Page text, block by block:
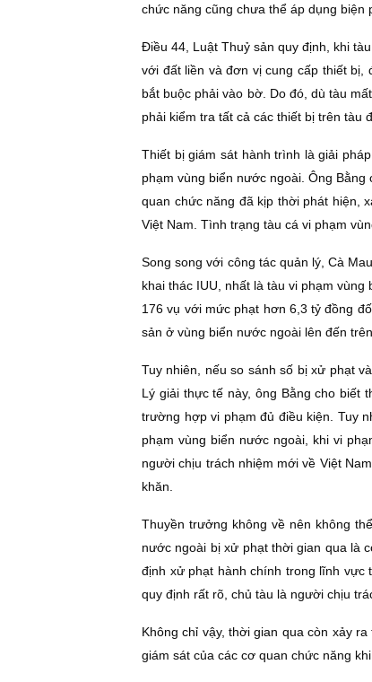
chức năng cũng chưa thể áp dụng biện
Điều 44, Luật Thuỷ sản quy định, khi
với đất liền và đơn vị cung cấp thiết
bắt buộc phải vào bờ. Do đó, dù tàu
phải kiểm tra tất cả các thiết bị trên tàu
Thiết bị giám sát hành trình là giải
phạm vùng biển nước ngoài. Ông
quan chức năng đã kịp thời phát hiện,
Việt Nam. Tình trạng tàu cá vi phạm
Song song với công tác quản lý, Cà
khai thác IUU, nhất là tàu vi phạm
176 vụ với mức phạt hơn 6,3 tỷ đồng
sản ở vùng biển nước ngoài lên đến
Tuy nhiên, nếu so sánh số bị xử phạt
Lý giải thực tế này, ông Bằng cho biết
trường hợp vi phạm đủ điều kiện. Tuy
phạm vùng biển nước ngoài, khi vi
người chịu trách nhiệm mới về Việt
khăn.
Thuyền trưởng không về nên không
nước ngoài bị xử phạt thời gian qua là
định xử phạt hành chính trong lĩnh vực
quy định rất rõ, chủ tàu là người chịu
Không chỉ vậy, thời gian qua còn xảy
giám sát của các cơ quan chức năng